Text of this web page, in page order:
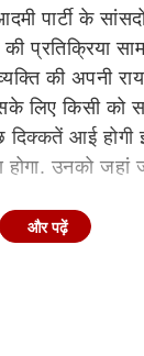
पार्टी के
प्रतिक्रिया
की अपनी
लिए किसी को
आई होगी
उनको जहां
अन्ना हजारे
और पढ़ें